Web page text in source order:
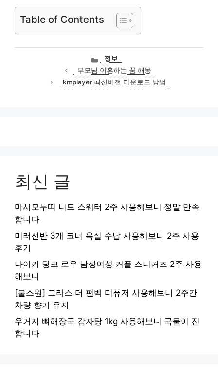
Table of Contents
카
테
고
리
정보
부모님 이혼하는 꿈 해몽
kmplayer 최신버전 다운로드 방법
최신 글
마시모두띠 니트 스웨터 2주 사용해보니 정말 만족
합니다
미러선반 3개 코너 욕실 수납 사용해보니 2주 사용
후기
나이키 덩크 로우 남성여성 커플 스니커즈 2주 사용
해보니
[불스원] 그라스 더 편백 디퓨저 사용해보니 2주간
차량 향기 유지
우거지 뼈해장국 감자탕 1kg 사용해보니 국물이 진
합니다